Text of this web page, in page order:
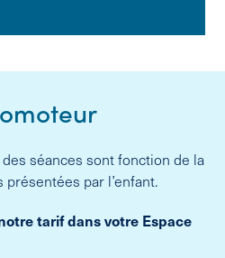
séances sont fonction de la
par l’enfant.
tarif dans votre Espace